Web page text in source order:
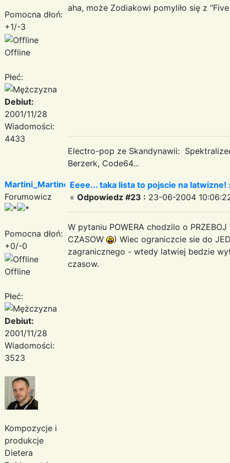
Pomocna dłoń:
+1/-3
Offline
Płeć:
Debiut:
2001/11/28
Wiadomości:
4433
aha, może Zodiakowi pomyliło się z
Electro-pop ze Skandynawii:
Berzerk, Code64...
Martini_Martinez
Forumowicz
Pomocna dłoń:
+0/-0
Offline
Płeć:
Debiut:
2001/11/28
Wiadomości:
3523
Kompozycje i
produkcje
Dietera
Eeee... taka lista to pojscie na latwizne!
« Odpowiedz #23 : 23-06-2004
W pytaniu POWERA chodzilo o
CZASOW
) Wiec ograniczcie sie do
zagranicznego - wtedy latwiej bedzie
czasow.